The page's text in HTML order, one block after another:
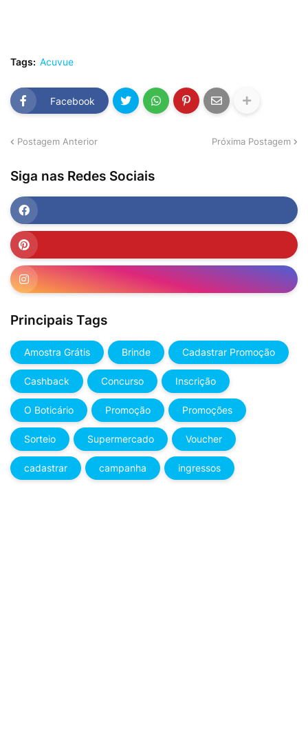
Tags: Acuvue
Facebook
Postagem Anterior Próxima Postagem
Siga nas Redes Sociais
Principais Tags
Amostra Grátis Brinde Cadastrar Promoção
Cashback Concurso Inscrição
O Boticário Promoção Promoções
Sorteio Supermercado Voucher
cadastrar campanha ingressos